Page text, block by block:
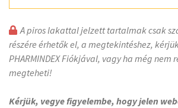
A piros lakattal jelzett tartalmak csak
részére érhetők el, a megtekintéshez,
PHARMINDEX Fiókjával, vagy ha még nem
megteheti!
Kérjük, vegye figyelembe, hogy jelen